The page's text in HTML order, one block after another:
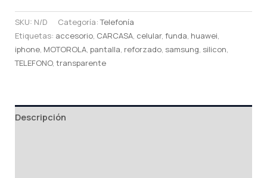
SKU: N/D Categoría:Telefonía
Etiquetas: accesorio, CARCASA, celular, funda, huawei,
iphone, MOTOROLA, pantalla, reforzado, samsung, silicon,
TELEFONO, transparente
Descripción